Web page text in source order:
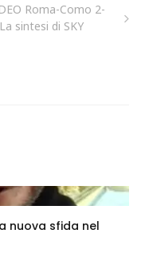
Roma-Como 2-
sintesi di SKY
nuova sfida nel